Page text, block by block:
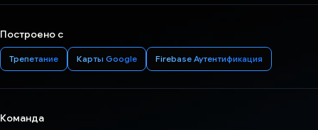
Построено с
Трепетание Карты Google Firebase Аутентификация
Команда